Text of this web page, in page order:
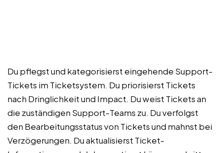
Du pflegst und kategorisierst eingehende Support-
Tickets im Ticketsystem. Du priorisierst Tickets
nach Dringlichkeit und Impact. Du weist Tickets an
die zuständigen Support-Teams zu. Du verfolgst
den Bearbeitungsstatus von Tickets und mahnst bei
Verzögerungen. Du aktualisierst Ticket-